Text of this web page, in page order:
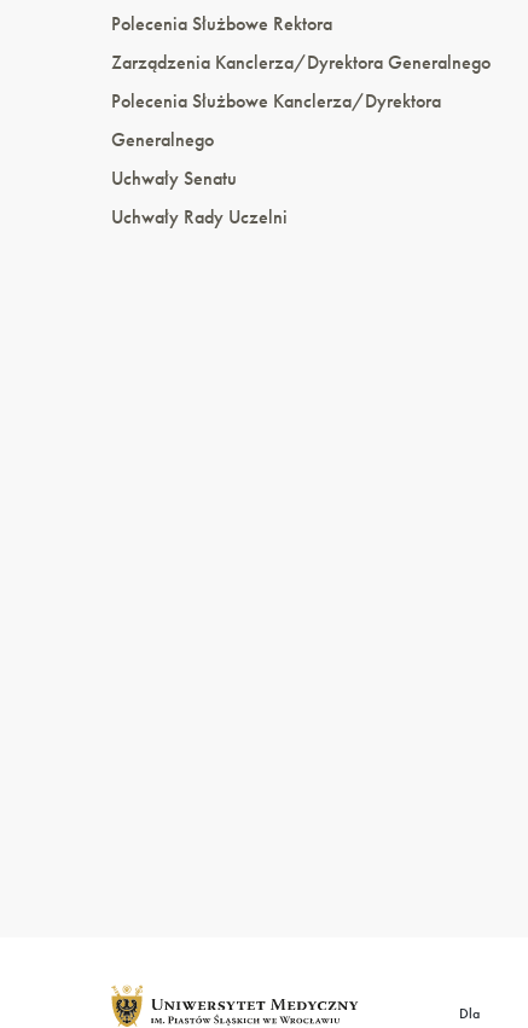
Polecenia Służbowe Rektora
Zarządzenia Kanclerza/Dyrektora Generalnego
Polecenia Służbowe Kanclerza/Dyrektora
Generalnego
Uchwały Senatu
Uchwały Rady Uczelni
Dla